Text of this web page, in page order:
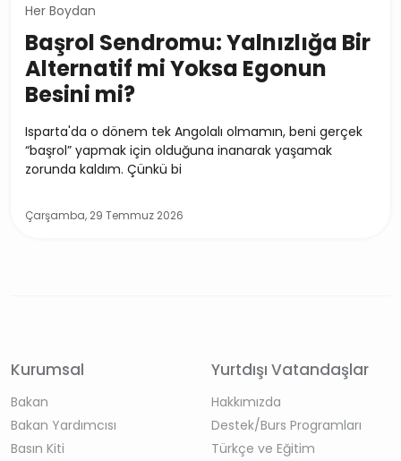
Her Boydan
Başrol Sendromu: Yalnızlığa Bir
Alternatif mi Yoksa Egonun
Besini mi?
Isparta'da o dönem tek Angolalı olmamın, beni gerçek
“başrol” yapmak için olduğuna inanarak yaşamak
zorunda kaldım. Çünkü bi
Çarşamba, 29 Temmuz 2026
Kurumsal
Bakan
Bakan Yardımcısı
Basın Kiti
Yurtdışı Vatandaşlar
Hakkımızda
Destek/Burs Programları
Türkçe ve Eğitim